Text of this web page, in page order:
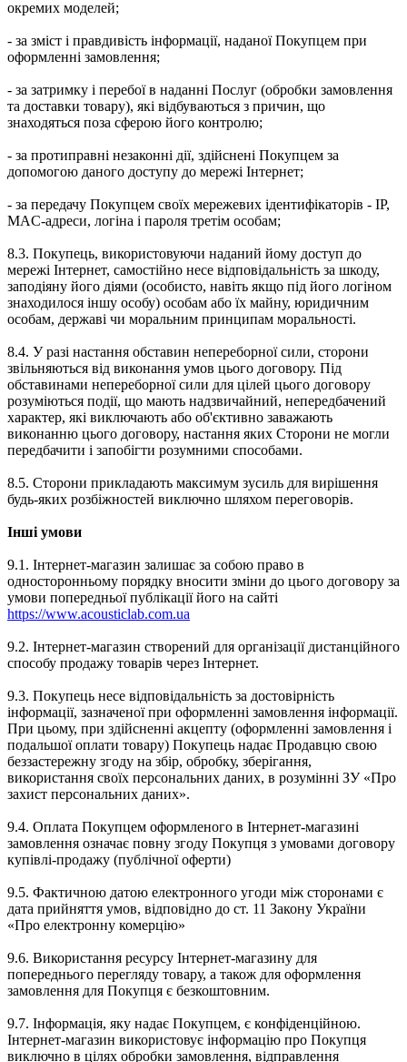
окремих моделей;
- за зміст і правдивість інформації, наданої Покупцем при
оформленні замовлення;
- за затримку і перебої в наданні Послуг (обробки замовлення
та доставки товару), які відбуваються з причин, що
знаходяться поза сферою його контролю;
- за протиправні незаконні дії, здійснені Покупцем за
допомогою даного доступу до мережі Інтернет;
- за передачу Покупцем своїх мережевих ідентифікаторів - IP,
MAC-адреси, логіна і пароля третім особам;
8.3. Покупець, використовуючи наданий йому доступ до
мережі Інтернет, самостійно несе відповідальність за шкоду,
заподіяну його діями (особисто, навіть якщо під його логіном
знаходилося іншу особу) особам або їх майну, юридичним
особам, державі чи моральним принципам моральності.
8.4. У разі настання обставин непереборної сили, сторони
звільняються від виконання умов цього договору. Під
обставинами непереборної сили для цілей цього договору
розуміються події, що мають надзвичайний, непередбачений
характер, які виключають або об'єктивно заважають
виконанню цього договору, настання яких Сторони не могли
передбачити і запобігти розумними способами.
8.5. Сторони прикладають максимум зусиль для вирішення
будь-яких розбіжностей виключно шляхом переговорів.
Інші умови
9.1. Інтернет-магазин залишає за собою право в
односторонньому порядку вносити зміни до цього договору за
умови попередньої публікації його на сайті
https://www.acousticlab.com.ua
9.2. Інтернет-магазин створений для організації дистанційного
способу продажу товарів через Інтернет.
9.3. Покупець несе відповідальність за достовірність
інформації, зазначеної при оформленні замовлення інформації.
При цьому, при здійсненні акцепту (оформленні замовлення і
подальшої оплати товару) Покупець надає Продавцю свою
беззастережну згоду на збір, обробку, зберігання,
використання своїх персональних даних, в розумінні ЗУ «Про
захист персональних даних».
9.4. Оплата Покупцем оформленого в Інтернет-магазині
замовлення означає повну згоду Покупця з умовами договору
купівлі-продажу (публічної оферти)
9.5. Фактичною датою електронного угоди між сторонами є
дата прийняття умов, відповідно до ст. 11 Закону України
«Про електронну комерцію»
9.6. Використання ресурсу Інтернет-магазину для
попереднього перегляду товару, а також для оформлення
замовлення для Покупця є безкоштовним.
9.7. Інформація, яку надає Покупцем, є конфіденційною.
Інтернет-магазин використовує інформацію про Покупця
виключно в цілях обробки замовлення, відправлення